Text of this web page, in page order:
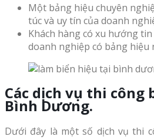
Một bảng hiệu chuyên
túc và uy tín của doanh
Khách hàng có xu hướng
doanh nghiệp có bảng hiệu
Các dịch vụ thi công
Bình Dương.
Dưới đây là một số dịch vụ thi